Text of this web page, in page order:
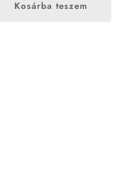
Kosárba teszem